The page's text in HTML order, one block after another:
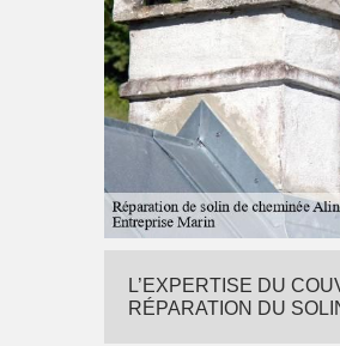
L’EXPERTISE DU
RÉPARATION DU